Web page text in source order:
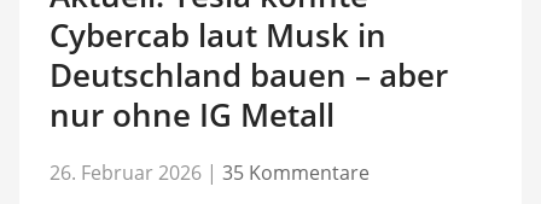
Cybercab laut Musk in
Deutschland bauen – aber
nur ohne IG Metall
26. Februar 2026 | 35 Kommentare